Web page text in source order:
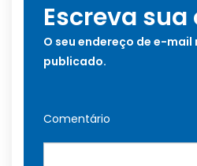
Escreva
O seu endereço de e-mail
publicado.
Comentário